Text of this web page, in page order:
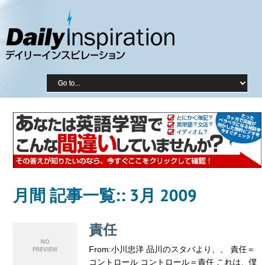
月間 記事一覧:: 3月 2009
責任
From:小川忠洋 品川のスタバより、、 責任＝
コントロール コントロール＝責任 これは、僕